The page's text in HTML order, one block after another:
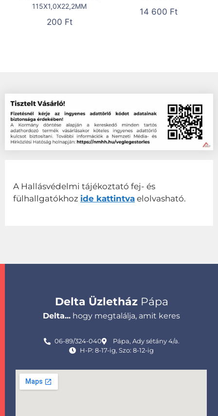
115X1,0X22,2MM
200 Ft
14 600 Ft
A Hallásvédelmi tájékoztató fej- és
fülhallgatókhoz ide kattintva elolvasható.
Delta ÜzletházPápa
Delta... hogy megtalálja, amit keres
06-89/324-040
Pápa, Ady sétány 4/a.
H-P: 8-17-ig, Szo: 8-12-ig